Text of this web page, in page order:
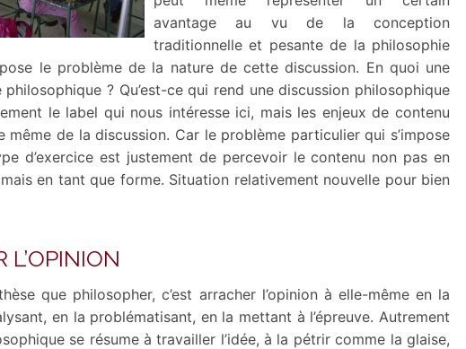
avantage au vu de la conception
traditionnelle et pesante de la philosophie
pose le problème de la nature de cette discussion. En quoi une
? Qu’est-ce qui rend une discussion philosophique
le label qui nous intéresse ici, mais les enjeux de contenu
même de la discussion. Car le problème particulier qui s’impose
d’exercice est justement de percevoir le contenu non pas en
en tant que forme. Situation relativement nouvelle pour bien
L’OPINION
que philosopher, c’est arracher l’opinion à elle-même en la
en la problématisant, en la mettant à l’épreuve. Autrement
se résume à travailler l’idée, à la pétrir comme la glaise,